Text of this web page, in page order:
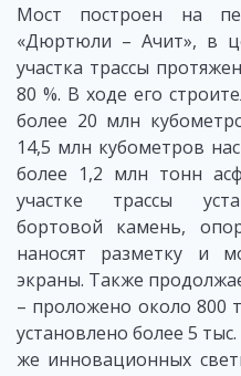
Мост построен на
«Дюртюли – Ачит», в
участка трассы
80 %. В ходе его
более 20 млн
14,5 млн кубометров
более 1,2 млн тонн
участке трассы
бортовой камень,
наносят разметку и
экраны. Также
– проложено около 800
установлено более 5
же инновационных